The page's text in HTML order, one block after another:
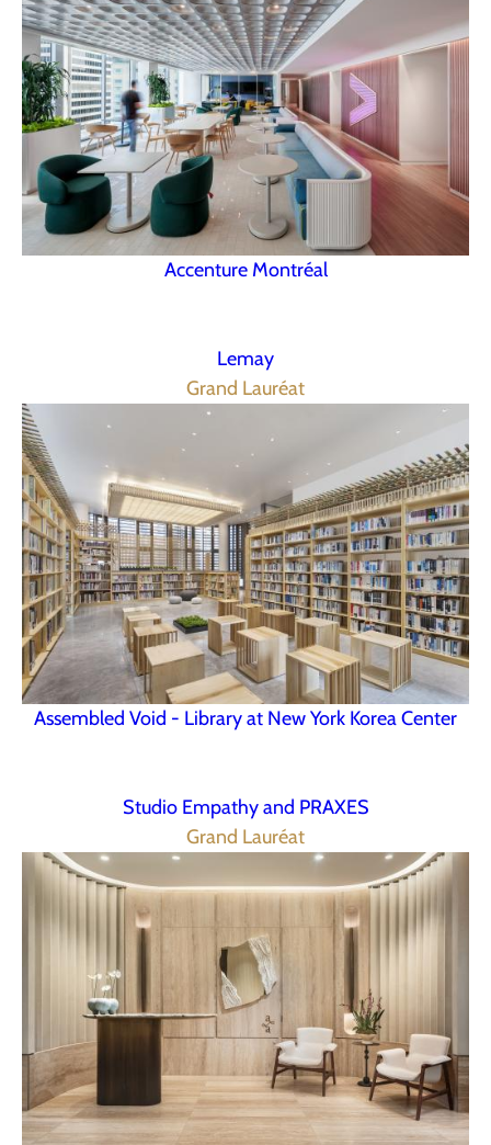
Accenture Montréal
Lemay
Grand Lauréat
Assembled Void - Library at New York Korea Center
Studio Empathy and PRAXES
Grand Lauréat